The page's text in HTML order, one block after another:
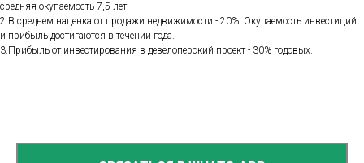
средняя окупаемость 7,5 лет.
2.В среднем наценка от продажи недвижимости - 20%. Окупаемость инвестиций
и прибыль достигаются в течении года.
3.Прибыль от инвестирования в девелоперский проект - 30% годовых.